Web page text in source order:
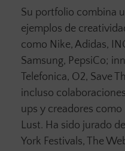
Su portfolio combina
ejemplos de
como Nike, Adidas,
Samsung, PepsiCo;
Telefonica, O2, Save
incluso
ups y creadores como
Lust. Ha sido jurado
York Festivals, The